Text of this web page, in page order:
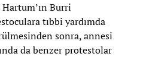
Burri
tıbbi yardımda
sonra, annesi
da benzer protestolar